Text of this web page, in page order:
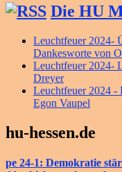
Die HU
Leuchtfeuer 2024-
Dankesworte von
Leuchtfeuer 2024-
Dreyer
Leuchtfeuer 2024 -
Egon Vaupel
hu-hessen.de
pe 24-1: Demokratie